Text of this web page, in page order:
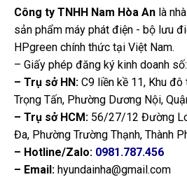
Công ty TNHH Nam Hòa An là
sản phẩm máy phát điện - bộ lưu
HPgreen chính thức tại Việt Nam.
– Giấy phép đăng ký kinh doanh số:
– Trụ sở HN: C9 liền kề 11, Khu
Trọng Tấn, Phường Dương Nội,
– Trụ sở HCM: 56/27/12 Đường
Đa, Phường Trường Thạnh, Thành
– Hotline/Zalo: 0981.787.456
– Email: hyundainha@gmail.com